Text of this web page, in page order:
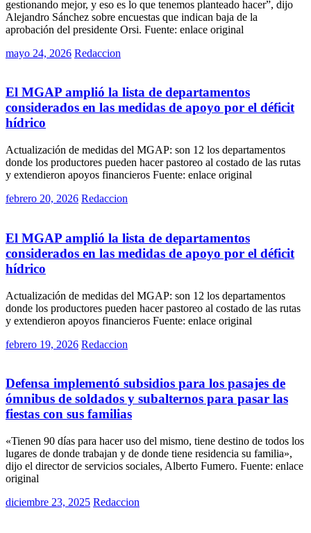
gestionando mejor, y eso es lo que tenemos planteado hacer”, dijo
Alejandro Sánchez sobre encuestas que indican baja de la
aprobación del presidente Orsi. Fuente: enlace original
Posted
mayo 24, 2026 Redaccion
El MGAP amplió la lista de departamentos
considerados en las medidas de apoyo por el déficit
hídrico
Actualización de medidas del MGAP: son 12 los departamentos
donde los productores pueden hacer pastoreo al costado de las rutas
y extendieron apoyos financieros Fuente: enlace original
Posted
febrero 20, 2026 Redaccion
El MGAP amplió la lista de departamentos
considerados en las medidas de apoyo por el déficit
hídrico
Actualización de medidas del MGAP: son 12 los departamentos
donde los productores pueden hacer pastoreo al costado de las rutas
y extendieron apoyos financieros Fuente: enlace original
Posted
febrero 19, 2026 Redaccion
Defensa implementó subsidios para los pasajes de
ómnibus de soldados y subalternos para pasar las
fiestas con sus familias
«Tienen 90 días para hacer uso del mismo, tiene destino de todos los
lugares de donde trabajan y de donde tiene residencia su familia»,
dijo el director de servicios sociales, Alberto Fumero. Fuente: enlace
original
Posted
diciembre 23, 2025 Redaccion